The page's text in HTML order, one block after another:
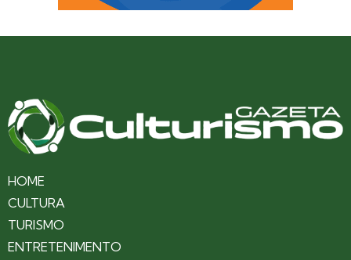
HOME
CULTURA
TURISMO
ENTRETENIMENTO